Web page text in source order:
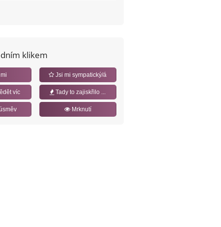
klikem
Jsi mi sympatický/á
víc Tady to zajiskřilo ...
Mrknutí